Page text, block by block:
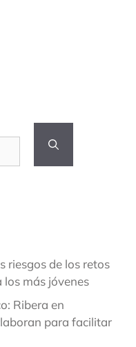
riesgos de los retos
los más jóvenes
Ribera en
para facilitar